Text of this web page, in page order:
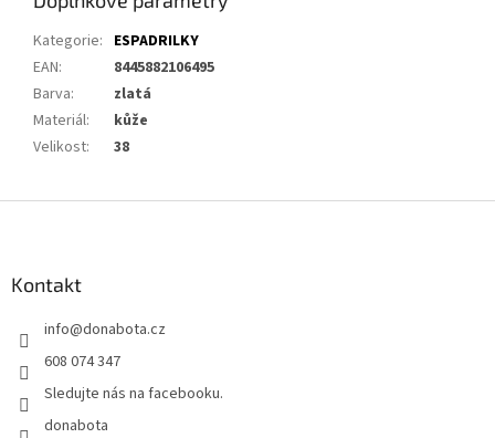
Kategorie: ESPADRILKY
EAN:
8445882106495
Barva:
zlatá
Materiál:
kůže
Velikost: 38
Kontakt
info@donabota.cz
608 074 347
Sledujte nás na facebooku.
donabota